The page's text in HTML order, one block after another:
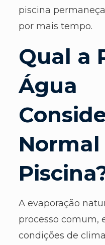
piscina
por mais tempo.
Qual a
Água
A evaporação
processo comum,
condições de